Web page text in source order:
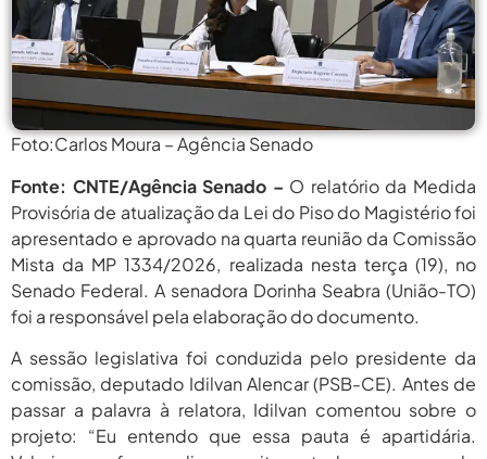
PROIFES Celebra Os 58 Anos Da
APUB...
agosto 6,
2026
MEC Autoriza 937 Novos Cargos Em
Institutos Federais...
agosto 6,
2026
Balanço Da 78ª SBPC: Na Primeira
Participação, PROIFES...
agosto
6 De Agosto: Dia Nacional Dos
Profissionais De...
agosto 6,
2026
PROIFES Celebra Os 58 Anos Da
APUB...
agosto 6,
2026
Institutos Federais...
2026
Balanço Da 78ª SBPC: Na Primeira
Participação, PROIFES...
6, 2026
Foto:Carlos Moura – Agência Senado
Fonte: CNTE/Agência Senado – O relatório da Medida
Provisória de atualização da Lei do Piso do Magistério foi
apresentado e aprovado na quarta reunião da Comissão
Mista da MP 1334/2026, realizada nesta terça (19), no
Senado Federal. A senadora Dorinha Seabra (União-TO)
foi a responsável pela elaboração do documento.
A sessão legislativa foi conduzida pelo presidente da
comissão, deputado Idilvan Alencar (PSB-CE). Antes de
passar a palavra à relatora, Idilvan comentou sobre o
projeto: “Eu entendo que essa pauta é apartidária.